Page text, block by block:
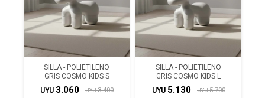
SILLA - POLIETILENO
GRIS COSMO KIDS S
UYU 3.060 UYU 3.400
SILLA - POLIETILENO
GRIS COSMO KIDS L
UYU 5.130 UYU 5.700